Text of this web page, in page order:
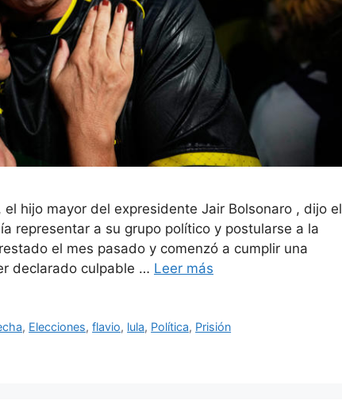
hijo mayor del expresidente Jair Bolsonaro , dijo el
representar a su grupo político y postularse a la
el mes pasado y comenzó a cumplir una
declarado culpable … Leer más
, Elecciones,flavio, lula, Política, Prisión